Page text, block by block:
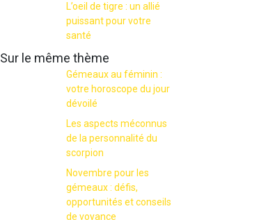
L’oeil de tigre : un allié
puissant pour votre
santé
Sur le même thème
Gémeaux au féminin :
votre horoscope du jour
dévoilé
Les aspects méconnus
de la personnalité du
scorpion
Novembre pour les
gémeaux : défis,
opportunités et conseils
de voyance